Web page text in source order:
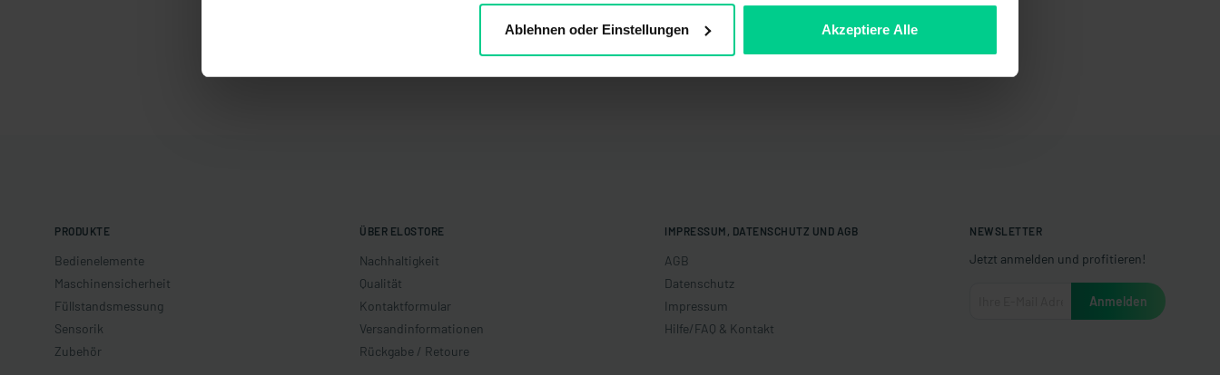
Ablehnen oder Einstellungen Akzeptiere Alle
PRODUKTE
Bedienelemente
Maschinensicherheit
Füllstandsmessung
Sensorik
Zubehör
ÜBER ELOSTORE
Nachhaltigkeit
Qualität
Kontaktformular
Versandinformationen
Rückgabe / Retoure
IMPRESSUM, DATENSCHUTZ UND AGB
AGB
Datenschutz
Impressum
Hilfe/FAQ & Kontakt
NEWSLETTER
Jetzt anmelden und profitieren!